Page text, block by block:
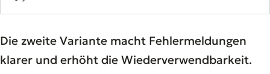
Die zweite Variante macht Fehlermeldungen
klarer und erhöht die Wiederverwendbarkeit.